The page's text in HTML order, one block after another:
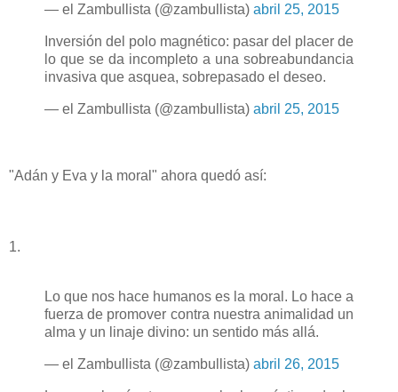
— el Zambullista (@zambullista) abril 25, 2015
Inversión del polo magnético: pasar del placer de
lo que se da incompleto a una sobreabundancia
invasiva que asquea, sobrepasado el deseo.
— el Zambullista (@zambullista) abril 25, 2015
"Adán y Eva y la moral" ahora quedó así:
1.
Lo que nos hace humanos es la moral. Lo hace a
fuerza de promover contra nuestra animalidad un
alma y un linaje divino: un sentido más allá.
— el Zambullista (@zambullista) abril 26, 2015